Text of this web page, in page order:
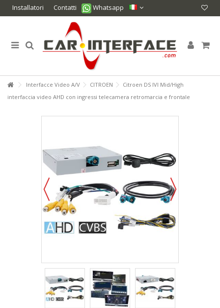
Installatori Contatti Whatsapp
Interfacce Video A/V CITROEN
Citroen DS IVI Mid/High
interfaccia video AHD con ingressi telecamera retromarcia e frontale